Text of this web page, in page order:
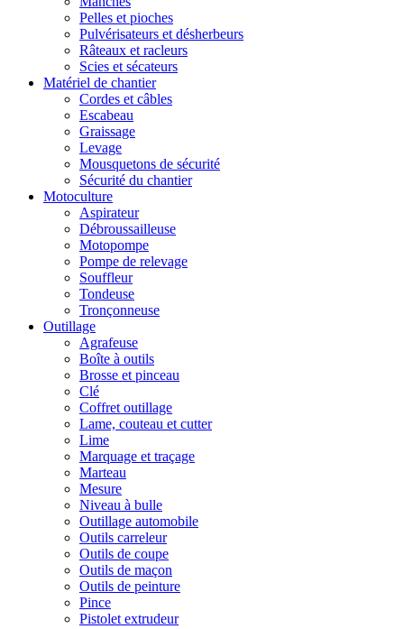
Pelles et pioches
Pulvérisateurs et désherbeurs
Râteaux et racleurs
Scies et sécateurs
Matériel de chantier
Cordes et câbles
Escabeau
Graissage
Levage
Mousquetons de sécurité
Sécurité du chantier
Motoculture
Aspirateur
Débroussailleuse
Motopompe
Pompe de relevage
Souffleur
Tondeuse
Tronçonneuse
Outillage
Agrafeuse
Boîte à outils
Brosse et pinceau
Clé
Coffret outillage
Lame, couteau et cutter
Lime
Marquage et traçage
Marteau
Mesure
Niveau à bulle
Outillage automobile
Outils carreleur
Outils de coupe
Outils de maçon
Outils de peinture
Pince
Pistolet extrudeur